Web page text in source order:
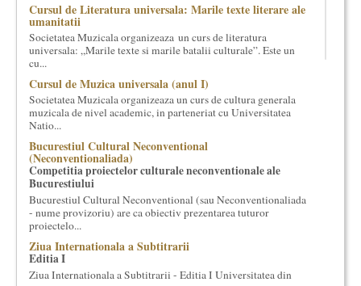
Cursul de Literatura universala: Marile texte literare ale
umanitatii
Societatea Muzicala organizeaza un curs de literatura
universala: „Marile texte si marile batalii culturale”. Este un
cu...
Cursul de Muzica universala (anul I)
Societatea Muzicala organizeaza un curs de cultura generala
muzicala de nivel academic, in parteneriat cu Universitatea
Natio...
Bucurestiul Cultural Neconventional
(Neconventionaliada)
Competitia proiectelor culturale neconventionale ale
Bucurestiului
Bucurestiul Cultural Neconventional (sau Neconventionaliada
- nume provizoriu) are ca obiectiv prezentarea tuturor
proiectelo...
Ziua Internationala a Subtitrarii
Editia I
Ziua Internationala a Subtitrarii - Editia I Universitatea din